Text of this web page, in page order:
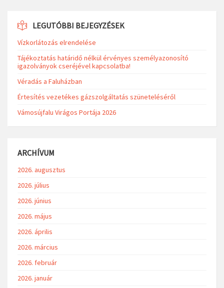
LEGUTÓBBI BEJEGYZÉSEK
Vízkorlátozás elrendelése
Tájékoztatás határidő nélkül érvényes személyazonosító
igazolványok cseréjével kapcsolatba!
Véradás a Faluházban
Értesítés vezetékes gázszolgáltatás szüneteléséről
Vámosújfalu Virágos Portája 2026
ARCHÍVUM
2026. augusztus
2026. július
2026. június
2026. május
2026. április
2026. március
2026. február
2026. január